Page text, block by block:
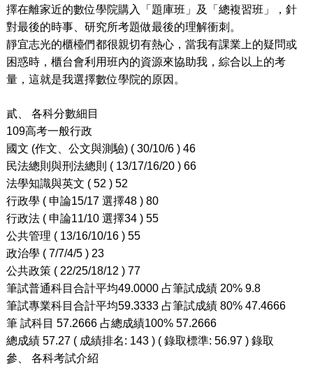
擇在離家近的數位學院購入「題庫班」及「總複習班」，針
對最後的時事、研究所考題做最後的理解衝刺。
靜宜志光的櫃檯們都很親切有熱心，當我有課業上的疑問或
困惑時，櫃台會利用班內的資源來協助我，綜合以上的考
量，這就是我選擇數位學院的原因。
貳、
各科分數細目
109高考一般行政
國文 (作文、公文與測驗) ( 30/10/6 ) 46
民法總則與刑法總則 ( 13/17/16/20 ) 66
法學知識與英文 ( 52 ) 52
行政學( 申論15/17 選擇48 ) 80
行政法( 申論11/10 選擇34 ) 55
公共管理 ( 13/16/10/16 ) 55
政治學( 7/7/4/5 ) 23
公共政策( 22/25/18/12 ) 77
筆試普通科目合計平均49.0000 占筆試成績20% 9.8
筆試專業科目合計平均59.3333 占筆試成績80% 47.4666
筆 試科目 57.2666 占總成績100% 57.2666
總成績57.27 ( 成績排名: 143 ) ( 錄取標準: 56.97 ) 錄取
參、
各科考試介紹